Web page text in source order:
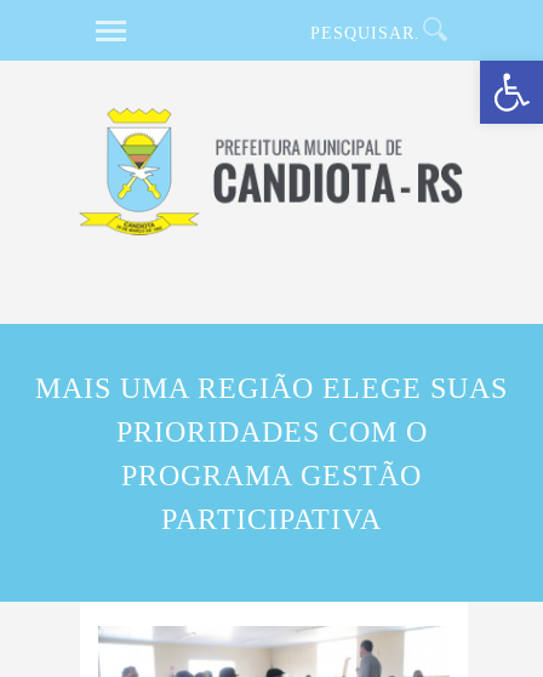
Barra de Ferramentas Aberta
MAIS UMA REGIÃO ELEGE SUAS
PRIORIDADES COM O
PROGRAMA GESTÃO
PARTICIPATIVA